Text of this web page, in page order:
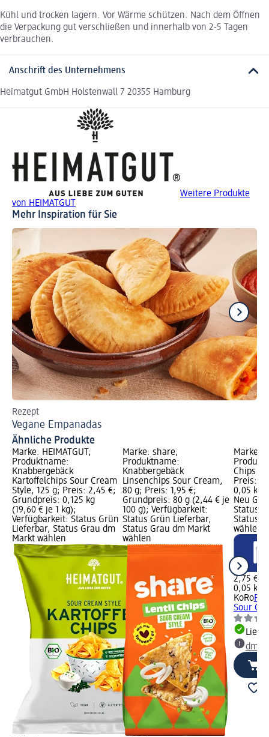
Kühl und trocken lagern. Vor Wärme schützen. Nach dem Öffnen
die Verpackung gut verschließen und innerhalb von 2-5 Tagen
verbrauchen.
Anschrift des Unternehmens
Heimatgut GmbH Holstenwall 7 20355 Hamburg
Weitere Produkte
von HEIMATGUT
Mehr Inspiration für Sie
Rezept
Vegane Empanadas
Ähnliche Produkte
Marke: HEIMATGUT;
Produktname:
Knabbergebäck
Kartoffelchips Sour Cream
Style, 125 g; Preis: 2,45 €;
Grundpreis: 0,125 kg
(19,60 € je 1 kg);
Verfügbarkeit: Status Grün
Lieferbar, Status Grau dm
Markt wählen
Marke: share;
Produktname:
Knabbergebäck
Linsenchips Sour Cream,
80 g; Preis: 1,95 €;
Grundpreis: 80 g (2,44 € je
100 g); Verfügbarkeit:
Status Grün Lieferbar,
Status Grau dm Markt
wählen
Marke:
Chips
Preis:
0,05 kg
Neu
Status
Status
wählen
2,75 €
0,05 kg
KoRo
Sour
dm